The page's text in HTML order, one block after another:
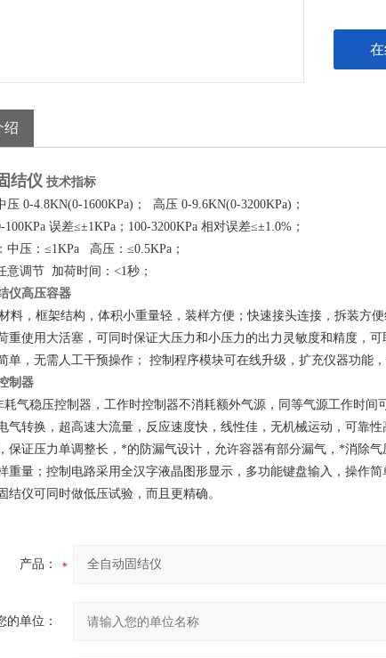
绍
结仪 技术指标
0-4.8KN(0-1600KPa)； 高压 0-9.6KN(0-3200KPa)；
误差≤±1KPa；100-3200KPa 相对误差≤±1.0%；
中压：≤1KPa 高压：≤0.5KPa；
意调节 加荷时间：<1秒；
仪高压容器
料，框架结构，体积小重量轻，装样方便；快速接头连接，拆装方
重使用大活塞，可同时保证大压力和小压力的出力灵敏度和精度，
单，无需人工干预操作； 控制程序模块可在线升级，扩充仪器功能
制器
气稳压控制器，工作时控制器不消耗额外气源，同等气源工作时间
气转换，超高速大流量，反应速度快，线性佳，无机械运动，可靠
保证压力单调整长，*的防漏气设计，允许容器有部分漏气，*消除
重量；控制电路采用全汉字液晶图形显示，多功能键盘输入，操作
结仪可同时做低压试验，而且更精确。
产品：
的单位：